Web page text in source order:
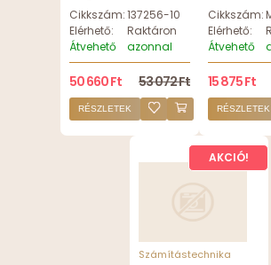
Spectrolite 3.0
Backpack 14,1" Black
- 137256-1041
Cikkszám:137256-1041
Elérhető:
Raktáron
Átvehető
azonnal
50 660 Ft 53 072 Ft
RÉSZLETEK
MCB-
S00
Cikkszám:
Elérhető:
Átvehető
15 875 Ft
RÉSZLETEK
AKCIÓ!
Számítástechnika